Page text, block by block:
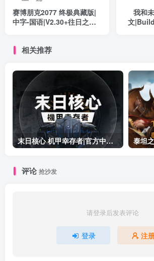
赛博朋克2077 终极典藏版|
中字-国语|V2.30+往日之影
+原声音乐集|解压即撸|
我和
文
相关推荐
末日核心 机甲幸存者|官方中文|Build.19601158|解压即撸|
评论抢沙发
请登录后发表评论
登录 注